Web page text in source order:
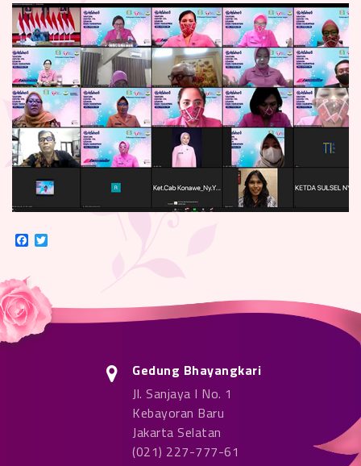
Facebook
Gedung Bhayangkari
Jl. Sanjaya I No. 1
Kebayoran Baru
Jakarta Selatan
(021) 227-777-61